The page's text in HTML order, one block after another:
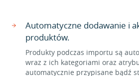
Automatyczne dodawanie i
produktów.
Produkty podczas importu są
wraz z ich kategoriami oraz
automatycznie przypisane bądź